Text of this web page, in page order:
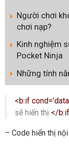
Người chơi
chơi nạp?
Kinh nghiệm
Pocket Ninja
Những tính
<b:if
sẽ hiển thị </
– Code hiển thị